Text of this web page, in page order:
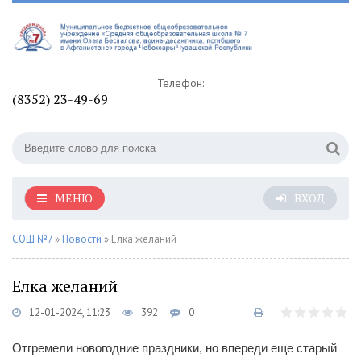
Телефон:
(8352) 23-49-69
ВХОД
МЕНЮ
СОШ №7 » Новости » Елка желаний
Елка желаний
12-01-2024, 11:23 392 0
Отгремели новогодние праздники, но впереди еще старый